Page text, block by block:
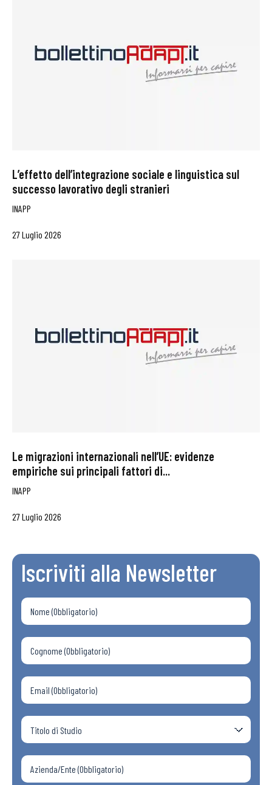
L’effetto dell’integrazione sociale e linguistica sul
successo lavorativo degli stranieri
INAPP
27 Luglio 2026
Le migrazioni internazionali nell’UE: evidenze
empiriche sui principali fattori di...
INAPP
27 Luglio 2026
Iscriviti alla Newsletter